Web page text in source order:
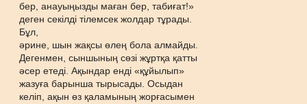
бер, анауыңызды маған бер, табиғат!»
деген секілді тілемсек жолдар тұрады.
Бұл,
əрине, шын жақсы өлең бола алмайды.
Дегенмен, сыншының сөзі жұртқа қатты
əсер етеді. Ақындар енді «құйылып»
жазуға барынша тырысады. Осыдан
келіп, ақын өз қаламының жорғасымен